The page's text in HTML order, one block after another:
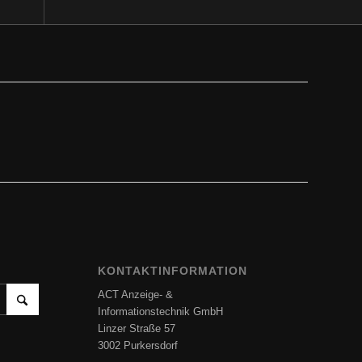
KONTAKTINFORMATION
ACT Anzeige- &
Informationstechnik GmbH
Linzer Straße 57
3002 Purkersdorf